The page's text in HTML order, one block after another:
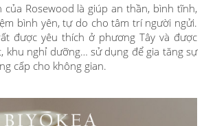
của Rosewood là giúp an thần, bình tĩnh,
bình yên, tự do cho tâm trí người ngửi.
được yêu thích ở phương Tây và được
khu nghỉ dưỡng… sử dụng để gia tăng sự
cấp cho không gian.